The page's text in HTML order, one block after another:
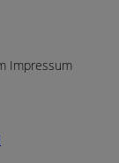
Impressum